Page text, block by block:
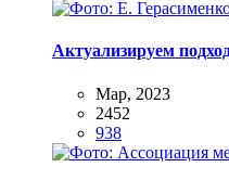
Актуализируем
Мар, 2023
2452
938